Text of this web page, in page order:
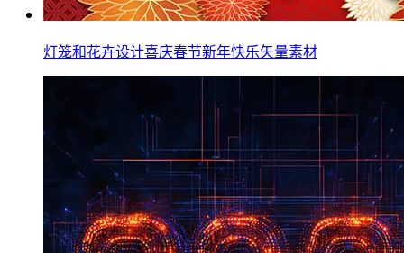
灯笼和花卉设计喜庆春节新年快乐矢量素材